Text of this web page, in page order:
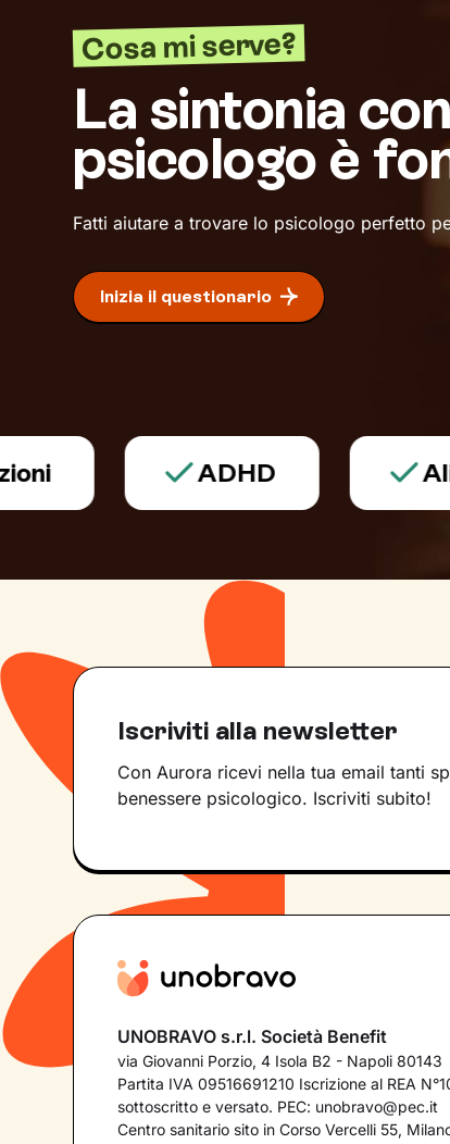
Cosa mi serve?
La sintonia
psicologo è
Fatti aiutare a trovare lo psicologo perfetto
Inizia il questionario
ADHD
Iscriviti alla newsletter
Con Aurora ricevi nella tua email tanti
benessere psicologico. Iscriviti subito!
UNOBRAVO s.r.l. Società Benefit
via Giovanni Porzio, 4 Isola B2 - Napoli 80143
Partita IVA 09516691210 Iscrizione al REA
sottoscritto e versato. PEC: unobravo@pec.it
Centro sanitario sito in Corso Vercelli 55,